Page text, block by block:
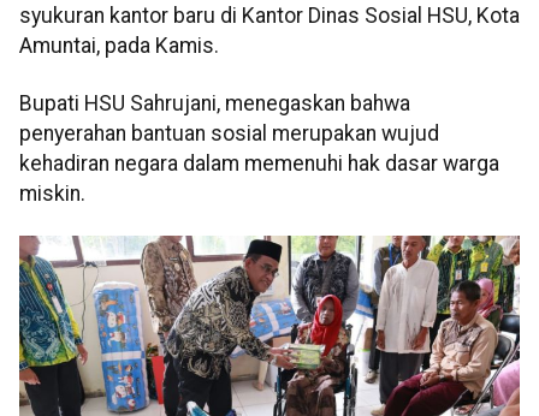
syukuran kantor baru di Kantor Dinas Sosial HSU, Kota
Amuntai, pada Kamis.
Bupati HSU Sahrujani, menegaskan bahwa
penyerahan bantuan sosial merupakan wujud
kehadiran negara dalam memenuhi hak dasar warga
miskin.